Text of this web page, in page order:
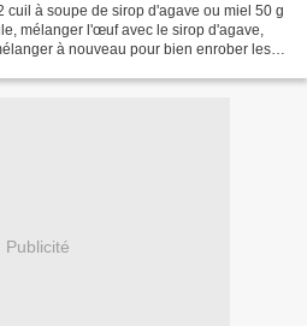
cuil à soupe de sirop d'agave ou miel 50 g
mélanger l'œuf avec le sirop d'agave,
à nouveau pour bien enrober les
Publicité